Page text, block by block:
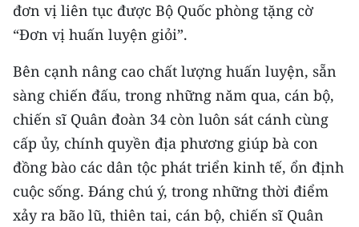
đơn vị liên tục được Bộ Quốc phòng tặng cờ
“Đơn vị huấn luyện giỏi”.
Bên cạnh nâng cao chất lượng huấn luyện, sẵn
sàng chiến đấu, trong những năm qua, cán bộ,
chiến sĩ Quân đoàn 34 còn luôn sát cánh cùng
cấp ủy, chính quyền địa phương giúp bà con
đồng bào các dân tộc phát triển kinh tế, ổn định
cuộc sống. Đáng chú ý, trong những thời điểm
xảy ra bão lũ, thiên tai, cán bộ, chiến sĩ Quân